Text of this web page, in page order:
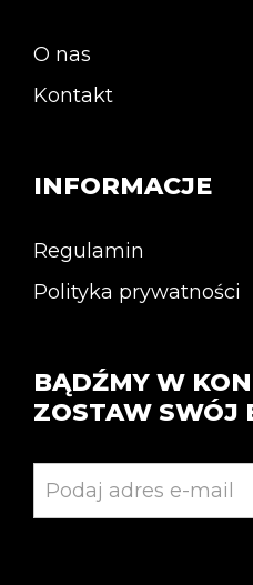
O nas
Kontakt
INFORMACJE
Regulamin
Polityka prywatności
BĄDŹMY W
ZOSTAW SWÓJ